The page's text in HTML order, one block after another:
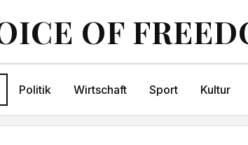
OF
Politik Wirtschaft Sport Kultur